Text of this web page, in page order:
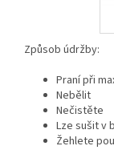
Způsob údržby:
Praní při
Nebělit
Nečistěte
Lze sušit v
Žehlete